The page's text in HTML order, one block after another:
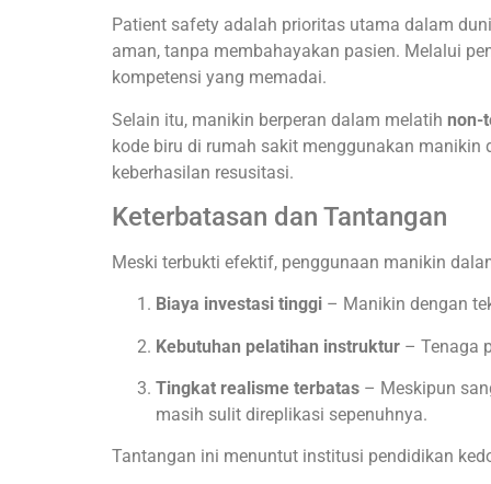
Patient safety adalah prioritas utama dalam
aman, tanpa membahayakan pasien. Melalui
kompetensi yang memadai.
Selain itu, manikin berperan dalam melatih non-
kode biru di rumah sakit menggunakan
keberhasilan resusitasi.
Keterbatasan dan Tantangan
Meski terbukti efektif, penggunaan manikin
Biaya investasi tinggi – Manikin dengan
Kebutuhan pelatihan instruktur – Tenaga
Tingkat realisme terbatas – Meskipun
masih sulit direplikasi sepenuhnya.
Tantangan ini menuntut institusi pendidikan